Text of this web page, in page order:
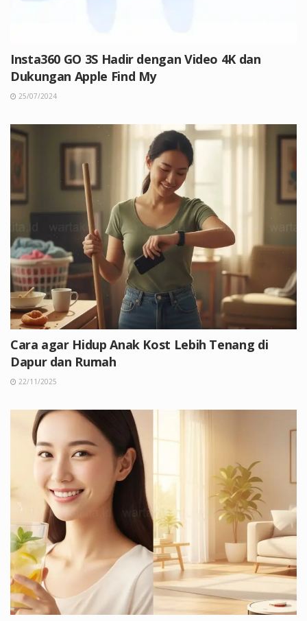
Insta360 GO 3S Hadir dengan Video 4K dan
Dukungan Apple Find My
25/07/2024
Cara agar Hidup Anak Kost Lebih Tenang di
Dapur dan Rumah
22/11/2025